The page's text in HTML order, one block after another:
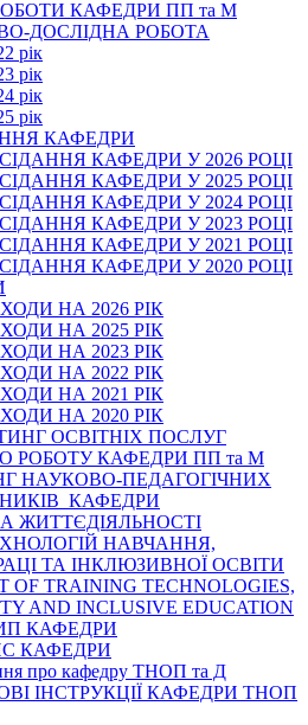
КАФЕДРИ ПП та М
ДОСЛІДНА РОБОТА
рік
рік
рік
рік
КАФЕДРИ
КАФЕДРИ У 2026 РОЦІ
КАФЕДРИ У 2025 РОЦІ
КАФЕДРИ У 2024 РОЦІ
КАФЕДРИ У 2023 РОЦІ
КАФЕДРИ У 2021 РОЦІ
КАФЕДРИ У 2020 РОЦІ
НА 2026 РІК
НА 2025 РІК
НА 2023 РІК
НА 2022 РІК
НА 2021 РІК
НА 2020 РІК
ОСВІТНІХ ПОСЛУГ
РОБОТУ КАФЕДРИ ПП та М
НАУКОВО-ПЕДАГОГІЧНИХ
КАФЕДРИ
ЖИТТЄДІЯЛЬНОСТІ
НАВЧАННЯ,
ТА ІНКЛЮЗИВНОЇ ОСВІТИ
OF TRAINING TECHNOLOGIES,
AND INCLUSIVE EDUCATION
КАФЕДРИ
КАФЕДРИ
про кафедру ТНОП та Д
ІНСТРУКЦІЇ КАФЕДРИ ТНОП